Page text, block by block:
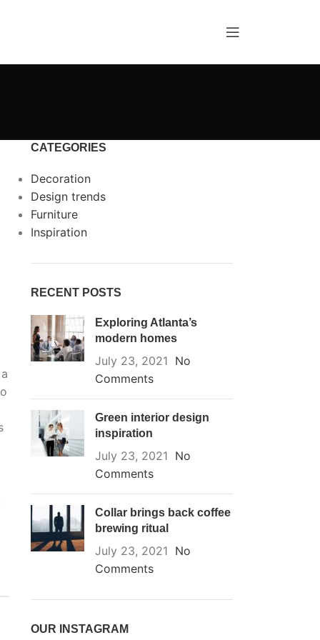
CATEGORIES
Decoration
Design trends
Furniture
Inspiration
RECENT POSTS
Exploring Atlanta’s
modern homes
July 23, 2021 No
Comments
Green interior design
inspiration
July 23, 2021 No
Comments
Collar brings back coffee
brewing ritual
July 23, 2021 No
Comments
OUR INSTAGRAM